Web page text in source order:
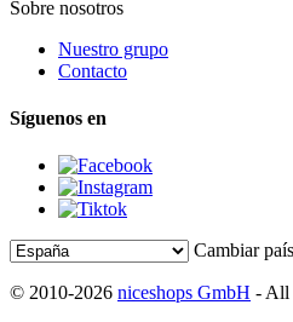
Sobre nosotros
Nuestro grupo
Contacto
Síguenos en
Cambiar
© 2010-2026 niceshops GmbH - All